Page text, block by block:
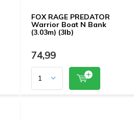
FOX RAGE PREDATOR
Warrior Boat N Bank
(3.03m) (3lb)
74,99